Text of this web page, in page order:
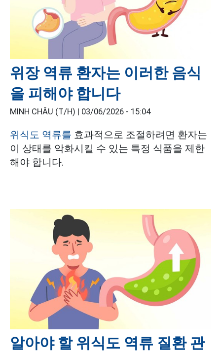
위장 역류 환자는 이러한 음식
을 피해야 합니다
MINH CHÂU (T/H) | 03/06/2026 - 15:04
위식도 역류를 효과적으로 조절하려면 환자는
이 상태를 악화시킬 수 있는 특정 식품을 제한
해야 합니다.
알아야 할 위식도 역류 질환 관